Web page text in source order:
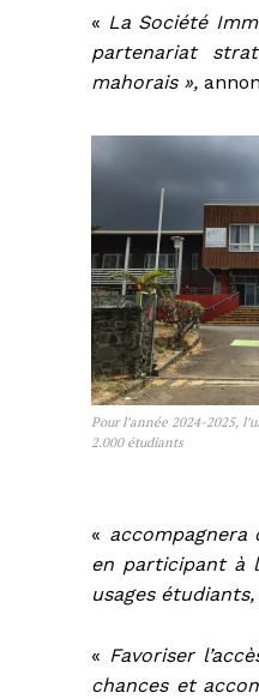
« La Société
partenariat
mahorais »,
Pour l’année 2024-2025,
2.000 étudiants
«
en participant à
usages
« Favoriser
chances et